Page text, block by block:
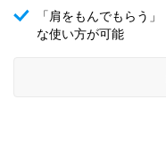
「肩をもんでもらう
な使い方が可能